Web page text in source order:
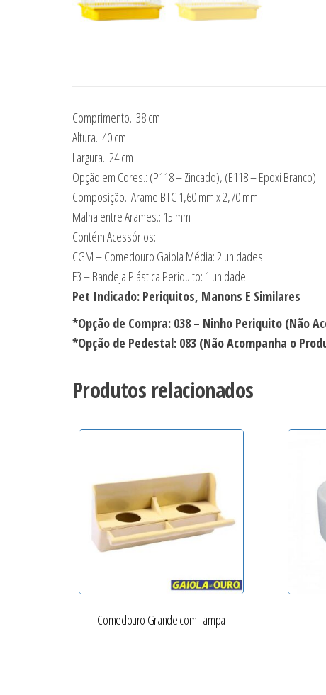
Comprimento.: 38 cm
Altura.: 40 cm
Largura.: 24 cm
Opção em Cores.: (P118 – Zincado), (E118 – Epoxi Branco)
Composição.: Arame BTC 1,60 mm x 2,70 mm
Malha entre Arames.: 15 mm
Contém Acessórios:
CGM – Comedouro Gaiola Média: 2 unidades
F3 – Bandeja Plástica Periquito: 1 unidade
Pet Indicado: Periquitos, Manons E Similares
*Opção de Compra: 038 – Ninho Periquito (Não
*Opção de Pedestal: 083 (Não Acompanha o
Produtos relacionados
Comedouro Grande com Tampa